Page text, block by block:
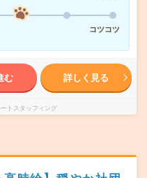
コツコツ
む 詳しく見る
トスタッフィング